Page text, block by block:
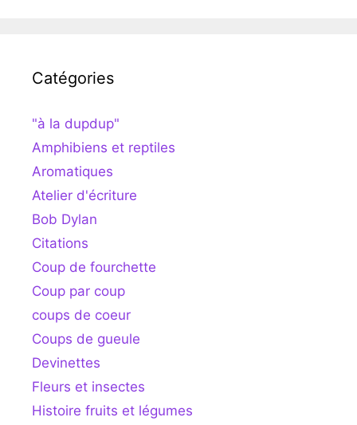
Catégories
"à la dupdup"
Amphibiens et reptiles
Aromatiques
Atelier d'écriture
Bob Dylan
Citations
Coup de fourchette
Coup par coup
coups de coeur
Coups de gueule
Devinettes
Fleurs et insectes
Histoire fruits et légumes